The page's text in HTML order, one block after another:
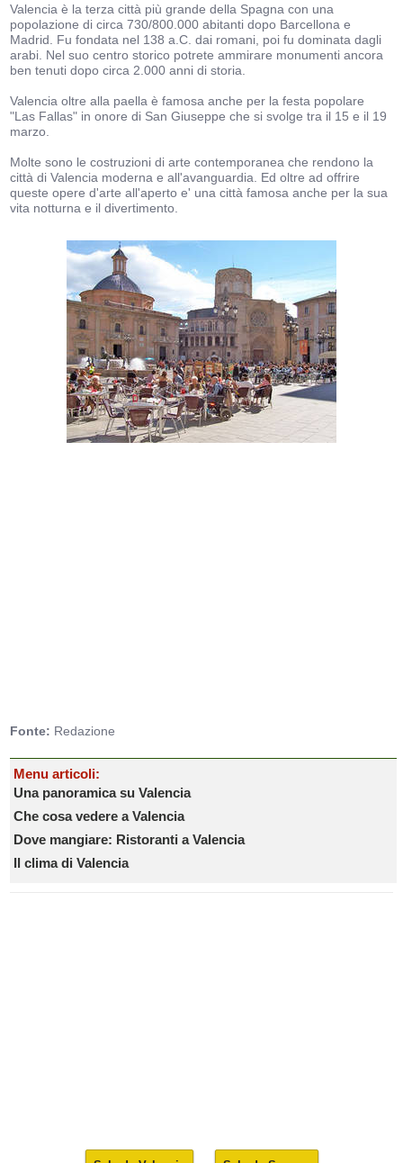
Valencia è la terza città più grande della Spagna con una
popolazione di circa 730/800.000 abitanti dopo Barcellona e
Madrid. Fu fondata nel 138 a.C. dai romani, poi fu dominata dagli
arabi. Nel suo centro storico potrete ammirare monumenti ancora
ben tenuti dopo circa 2.000 anni di storia.
Valencia oltre alla paella è famosa anche per la festa popolare
"Las Fallas" in onore di San Giuseppe che si svolge tra il 15 e il 19
marzo.
Molte sono le costruzioni di arte contemporanea che rendono la
città di Valencia moderna e all'avanguardia. Ed oltre ad offrire
queste opere d'arte all'aperto e' una città famosa anche per la sua
vita notturna e il divertimento.
Fonte: Redazione
Menu articoli:
Una panoramica su Valencia
Che cosa vedere a Valencia
Dove mangiare: Ristoranti a Valencia
Il clima di Valencia